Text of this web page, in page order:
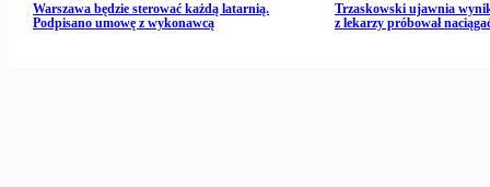
Warszawa będzie sterować każdą latarnią.
Podpisano umowę z wykonawcą
Trzaskowski ujawnia
z lekarzy próbował